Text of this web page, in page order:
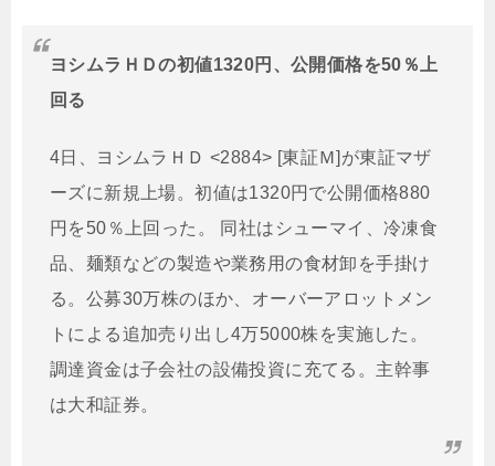
ヨシムラＨＤの初値1320円、公開価格を50％上
回る
4日、ヨシムラＨＤ <2884> [東証Ｍ]が東証マザ
ーズに新規上場。初値は1320円で公開価格880
円を50％上回った。 同社はシューマイ、冷凍食
品、麺類などの製造や業務用の食材卸を手掛け
る。公募30万株のほか、オーバーアロットメン
トによる追加売り出し4万5000株を実施した。
調達資金は子会社の設備投資に充てる。主幹事
は大和証券。